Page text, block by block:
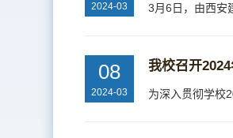
2024-03
08
2024-03
我校召开